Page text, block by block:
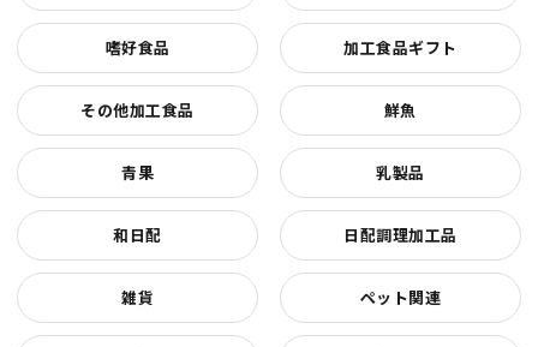
嗜好食品 加工食品ギフト
その他加工食品 鮮魚
青果 乳製品
和日配 日配調理加工品
雑貨 ペット関連